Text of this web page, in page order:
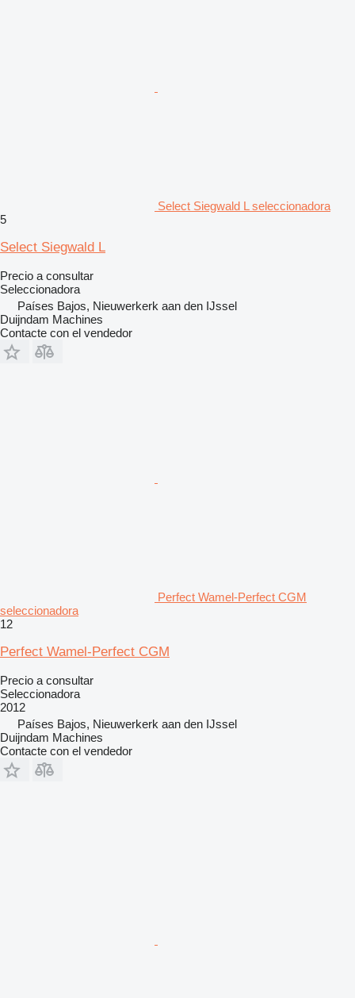
Select Siegwald L seleccionadora
5
Select Siegwald L
Precio a consultar
Seleccionadora
Países Bajos, Nieuwerkerk aan den IJssel
Duijndam Machines
Contacte con el vendedor
Perfect Wamel-Perfect CGM
seleccionadora
12
Perfect Wamel-Perfect CGM
Precio a consultar
Seleccionadora
2012
Países Bajos, Nieuwerkerk aan den IJssel
Duijndam Machines
Contacte con el vendedor